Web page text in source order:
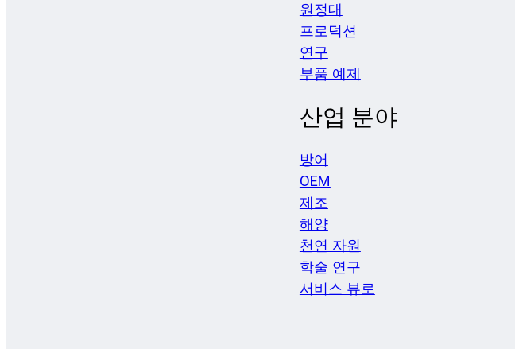
원정대
프로덕션
연구
부품 예제
산업 분야
방어
OEM
제조
해양
천연 자원
학술 연구
서비스 뷰로